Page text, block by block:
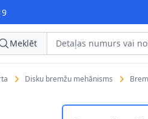
Meklēt
Disku bremžu mehānisms